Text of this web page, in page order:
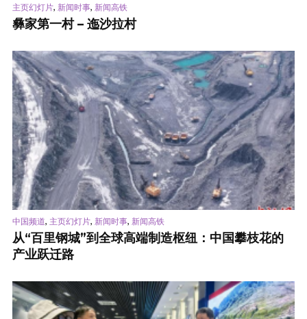
主页幻灯片, 新闻时事, 新闻高铁
彝家第一村 – 迤沙拉村
中国频道, 主页幻灯片, 新闻时事, 新闻高铁
从“百里钢城”到全球高端制造枢纽：中国攀枝花的
产业跃迁路